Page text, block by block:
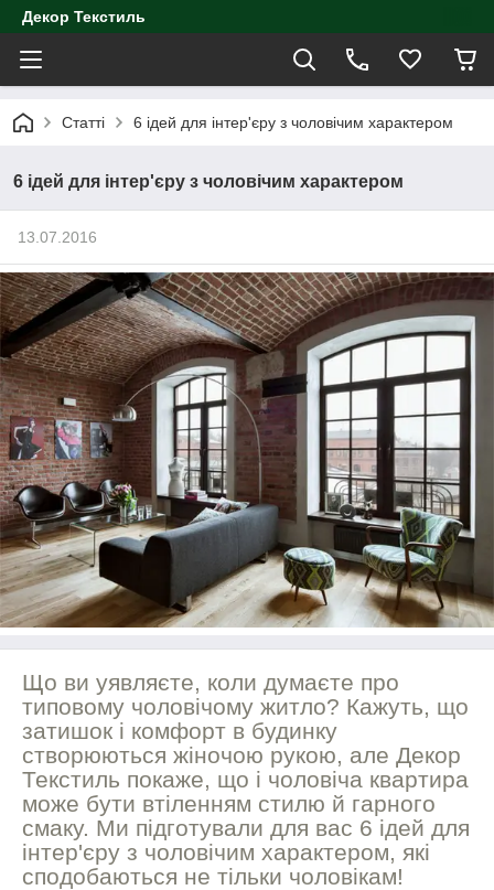
Декор Текстиль
Статті 6 ідей для інтер'єру з чоловічим характером
6 ідей для інтер'єру з чоловічим характером
13.07.2016
Що ви уявляєте, коли думаєте про
типовому чоловічому житло? Кажуть, що
затишок і комфорт в будинку
створюються жіночою рукою, але Декор
Текстиль покаже, що і чоловіча квартира
може бути втіленням стилю й гарного
смаку. Ми підготували для вас 6 ідей для
інтер'єру з чоловічим характером, які
сподобаються не тільки чоловікам!